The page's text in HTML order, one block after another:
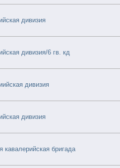
дивизия
дивизия/6 гв. кд
дивизия
дивизия
кавалерийская бригада